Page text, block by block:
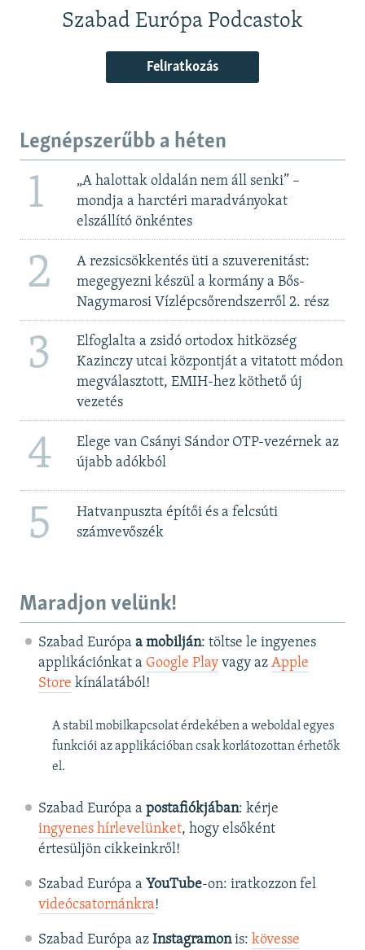
Szabad Európa Podcastok
Feliratkozás
Legnépszerűbb a héten
1
„A halottak oldalán nem áll senki” –
mondja a harctéri maradványokat
elszállító önkéntes
2
A rezsicsökkentés üti a szuverenitást:
megegyezni készül a kormány a Bős-
Nagymarosi Vízlépcsőrendszerről 2. rész
3
Elfoglalta a zsidó ortodox hitközség
Kazinczy utcai központját a vitatott módon
megválasztott, EMIH-hez köthető új
vezetés
4
Elege van Csányi Sándor OTP-vezérnek az
újabb adókból
5
Hatvanpuszta építői és a felcsúti
számvevőszék
Maradjon velünk!
Szabad Európa a mobilján: töltse le ingyenes
applikációnkat a Google Playvagy az Apple
Store kínálatából!
A stabil mobilkapcsolat érdekében a weboldal egyes
funkciói az applikációban csak korlátozottan érhetők
el.
Szabad Európa a postafiókjában: kérje
ingyenes hírlevelünket, hogy elsőként
értesüljön cikkeinkről!
Szabad Európa a YouTube-on: iratkozzon fel
videócsatornánkra!
Szabad Európa az Instagramonis: kövesse